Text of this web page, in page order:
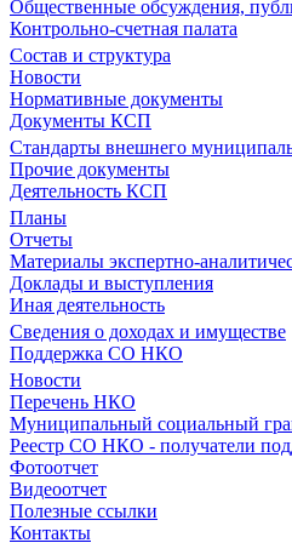
Общественные обсуждения,
Контрольно-счетная палата
Состав и структура
Новости
Нормативные документы
Документы КСП
Стандарты внешнего
Прочие документы
Деятельность КСП
Планы
Отчеты
Материалы экспертно-
Доклады и выступления
Иная деятельность
Сведения о доходах и имуществе
Поддержка СО НКО
Новости
Перечень НКО
Муниципальный социальный
Реестр СО НКО - получатели
Фотоотчет
Видеоотчет
Полезные ссылки
Контакты